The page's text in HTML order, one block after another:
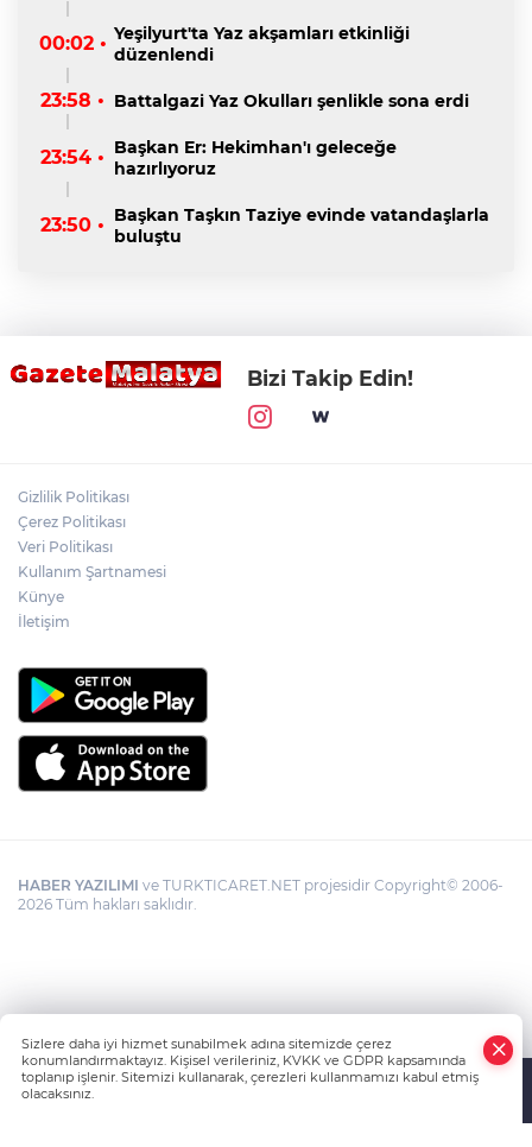
00:02 • Yeşilyurt'ta Yaz akşamları etkinliği
düzenlendi
23:58 • Battalgazi Yaz Okulları şenlikle sona erdi
23:54 • Başkan Er: Hekimhan'ı geleceğe
hazırlıyoruz
23:50 • Başkan Taşkın Taziye evinde vatandaşlarla
buluştu
Bizi Takip Edin!
Gizlilik Politikası
Çerez Politikası
Veri Politikası
Kullanım Şartnamesi
Künye
İletişim
HABER YAZILIMI ve TURKTICARET.NET projesidir Copyright© 2006-
2026 Tüm hakları saklıdır.
Sizlere daha iyi hizmet sunabilmek adına sitemizde çerez
konumlandırmaktayız. Kişisel verileriniz, KVKK ve GDPR kapsamında
toplanıp işlenir. Sitemizi kullanarak, çerezleri kullanmamızı kabul etmiş
olacaksınız.